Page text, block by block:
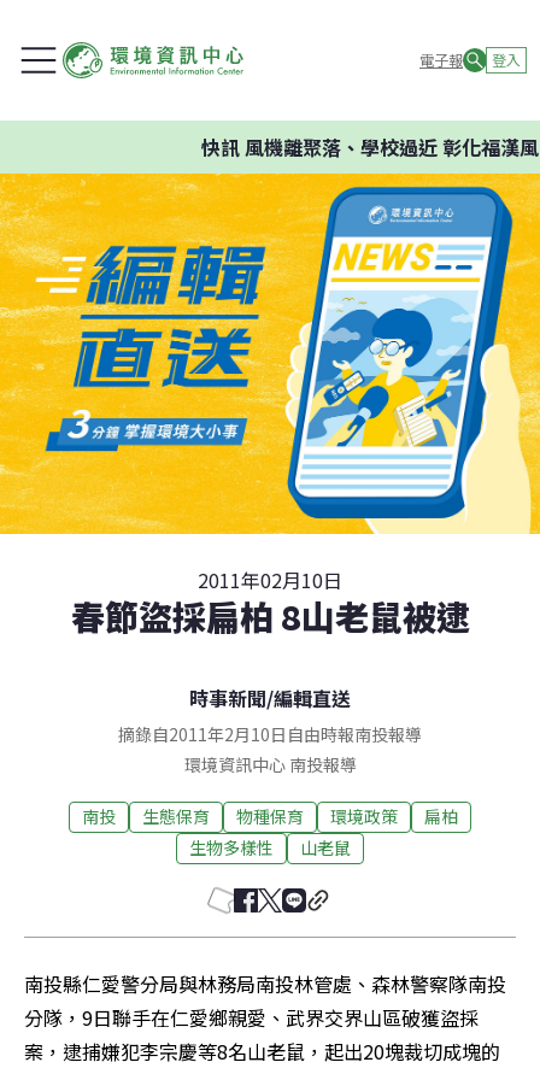
電子報 登入
快訊風機離聚落、學校過近 彰化福漢風
2011年02月10日
春節盜採扁柏 8山老鼠被逮
時事新聞/編輯直送
摘錄自2011年2月10日自由時報南投報導
環境資訊中心 南投報導
南投 生態保育 物種保育 環境政策
扁柏
生物多樣性
山老鼠
南投縣仁愛警分局與林務局南投林管處、森林警察隊南投
分隊，9日聯手在仁愛鄉親愛、武界交界山區破獲盜採
案，逮捕嫌犯李宗慶等8名山老鼠，起出20塊裁切成塊的